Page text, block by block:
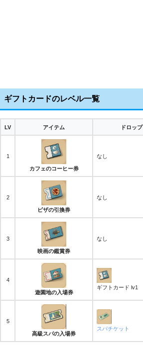
ギフトカードのレベル一覧
LV アイテム ドロップ
1
カフェのコーヒー券
なし
2
ピザの引換券
なし
3
映画の鑑賞券
なし
4
遊園地の入場券
ギフトカード lv1
5
高級スパの入場券
スパチケット